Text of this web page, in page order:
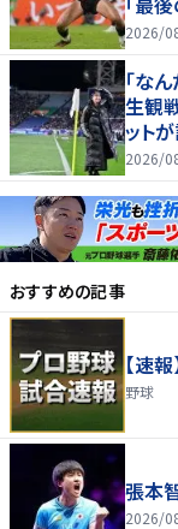
んだ
2026/
｢な
生観
ット
くち
2026/
おすすめの記事
【速
野球
張本
2026/